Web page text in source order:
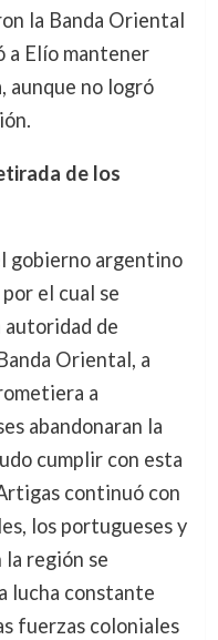
la Banda Oriental
a Elío mantener
aunque no logró
de los
gobierno argentino
el cual se
autoridad de
Oriental, a
a
abandonaran la
cumplir con esta
continuó con
los portugueses y
región se
lucha constante
fuerzas coloniales